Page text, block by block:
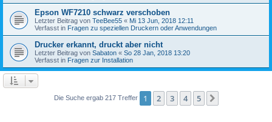
Epson WF7210 schwarz verschoben
Letzter Beitrag von TeeBee55 « Mi 13 Jun, 2018 12:11
Verfasst in Fragen zu speziellen Druckern oder Anwendungen
Drucker erkannt, druckt aber nicht
Letzter Beitrag von Sabaton « So 28 Jan, 2018 13:20
Verfasst in Fragen zur Installation
Die Suche ergab 217 Treffer 1 2 3 4 5